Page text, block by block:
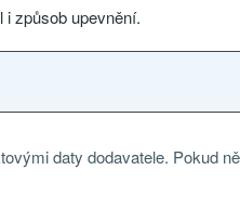
způsob upevnění.
daty dodavatele. Pokud